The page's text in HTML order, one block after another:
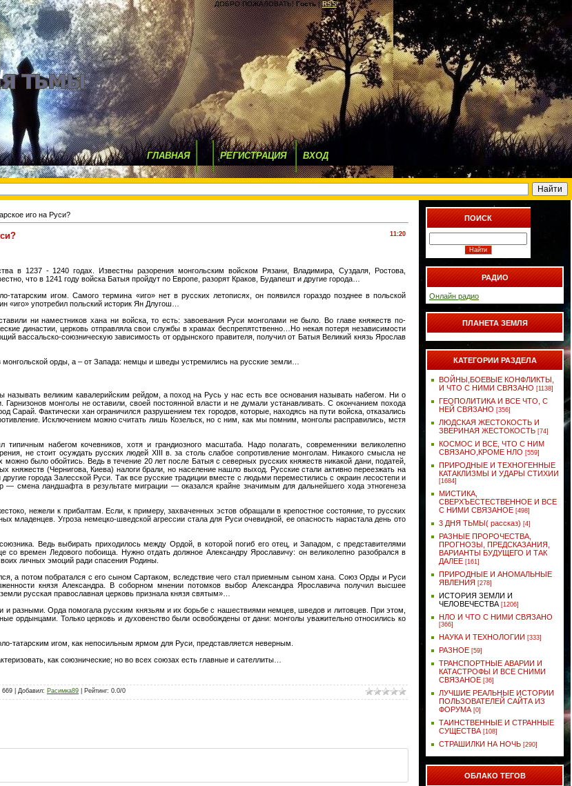
ДОБРО ПОЖАЛОВАТЬ! Гость|RSS
ГЛАВНАЯ РЕГИСТРАЦИЯ ВХОД
иго на Руси?
11:20
в 1237 - 1240 годах. Известны разорения монгольским войском Рязани, Владимира, Суздаля, Ростова,
что в 1241 году войска Батыя пройдут по Европе, разорят Краков, Будапешт и другие города…
татарским игом. Самого термина «иго» нет в русских летописях, он появился гораздо позднее в польской
«иго» употребил польский историк Ян Длугош…
ни наместников хана ни войска, то есть: завоевания Руси монголами не было. Во главе княжеств по-
династии, церковь отправляла свои службы в храмах беспрепятственно…Но некая потеря независимости
вассальско-союзническую зависимость от ордынского правителя, получил от Батыя Великий князь Ярослав
орды, а – от Запада: немцы и шведы устремились на русские земли…
называть великим кавалерийским рейдом, а поход на Русь у нас есть все основания называть набегом. Ни о
монголы не оставили, своей постоянной власти и не думали устанавливать. С окончанием похода
Сарай. Фактически хан ограничился разрушением тех городов, которые, находясь на пути войска, отказались
Исключением можно считать лишь Козельск, но с ним, как мы помним, монголы расправились, мстя
набегом кочевников, хотя и грандиозного масштаба. Надо полагать, современники великолепно
не стоит осуждать русских людей XIII в. за столь слабое сопротивление монголам. Никакого смысла не
было обойтись. Ведь в течение 20 лет после Батыя с северных русских княжеств никакой дани, податей,
(Чернигова, Киева) налоги брали, но население нашло выход. Русские стали активно переезжать на
города Залесской Руси. Так все русские традиции вместе с людьми переместились с окраин лесостепи и
— смена ландшафта в результате миграции — оказался крайне значимым для дальнейшего хода этногенеза
нежели к прибалтам. Если, к примеру, захваченных эстов обращали в крепостное состояние, то русских
младенцев. Угроза немецко-шведской агрессии стала для Руси очевидной, ее опасность нарастала день ото
Ведь выбирать приходилось между Ордой, в которой погиб его отец, и Западом, с представителями
со времен Ледового побоища. Нужно отдать должное Александру Ярославичу: он великолепно разобрался в
личных эмоций ради спасения Родины.
а потом побратался с его сыном Сартаком, вследствие чего стал приемным сыном хана. Союз Орды и Руси
князя Александра. В соборном мнении потомков выбор Александра Ярославича получил высшее
русская православная церковь признала князя святым»…
разными. Орда помогала русским князьям и их борьбе с нашествиями немцев, шведов и литовцев. При этом,
ордынцами. Только церковь и духовенство были освобождены от дани: монголы уважительно относились ко
татарским игом, как непосильным ярмом для Руси, представляется неверным.
как союзнические; но во всех союзах есть главные и сателлиты…
669 Добавил: Расимка89 Рейтинг: 0.0/0
ПОИСК
РАДИО
Онлайн радио
ПЛАНЕТА ЗЕМЛЯ
КАТЕГОРИИ РАЗДЕЛА
ВОЙНЫ,БОЕВЫЕ КОНФЛИКТЫ,
И ЧТО С НИМИ СВЯЗАНО [1138]
ГЕОПОЛИТИКА И ВСЕ ЧТО, С
НЕЙ СВЯЗАНО [356]
ЛЮДСКАЯ ЖЕСТОКОСТЬ И
ЗВЕРИНАЯ ЖЕСТОКОСТЬ [74]
КОСМОС И ВСЕ, ЧТО С НИМ
СВЯЗАНО,КРОМЕ НЛО [559]
ПРИРОДНЫЕ И ТЕХНОГЕННЫЕ
КАТАКЛИЗМЫ И УДАРЫ СТИХИИ
[1684]
МИСТИКА,
СВЕРХЪЕСТЕСТВЕННОЕ И ВСЕ
С НИМИ СВЯЗАНОЕ [498]
3 ДНЯ ТЬМЫ( рассказ) [4]
РАЗНЫЕ ПРОРОЧЕСТВА,
ПРОГНОЗЫ, ПРЕДСКАЗАНИЯ,
ВАРИАНТЫ БУДУЩЕГО И ТАК
ДАЛЕЕ [161]
ПРИРОДНЫЕ И АНОМАЛЬНЫЕ
ЯВЛЕНИЯ [278]
ИСТОРИЯ ЗЕМЛИ И
ЧЕЛОВЕЧЕСТВА [1206]
НЛО И ЧТО С НИМИ СВЯЗАНО
[366]
НАУКА И ТЕХНОЛОГИИ [333]
РАЗНОЕ [59]
ТРАНСПОРТНЫЕ АВАРИИ И
КАТАСТРОФЫ И ВСЕ СНИМИ
СВЯЗАНОЕ [36]
ЛУЧШИЕ РЕАЛЬНЫЕ ИСТОРИИ
ПОЛЬЗОВАТЕЛЕЙ САЙТА ИЗ
ФОРУМА [0]
ТАИНСТВЕННЫЕ И СТРАННЫЕ
СУЩЕСТВА [108]
СТРАШИЛКИ НА НОЧЬ [290]
ОБЛАКО ТЕГОВ